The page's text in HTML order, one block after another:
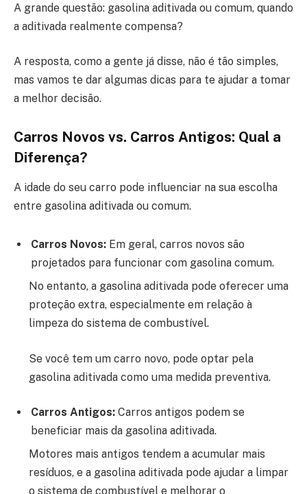
A grande questão: gasolina aditivada ou comum, quando
a aditivada realmente compensa?
A resposta, como a gente já disse, não é tão simples,
mas vamos te dar algumas dicas para te ajudar a tomar
a melhor decisão.
Carros Novos vs. Carros Antigos: Qual a
Diferença?
A idade do seu carro pode influenciar na sua escolha
entre gasolina aditivada ou comum.
Carros Novos: Em geral, carros novos são
projetados para funcionar com gasolina comum.
No entanto, a gasolina aditivada pode oferecer uma
proteção extra, especialmente em relação à
limpeza do sistema de combustível.
Se você tem um carro novo, pode optar pela
gasolina aditivada como uma medida preventiva.
Carros Antigos: Carros antigos podem se
beneficiar mais da gasolina aditivada.
Motores mais antigos tendem a acumular mais
resíduos, e a gasolina aditivada pode ajudar a limpar
o sistema de combustível e melhorar o